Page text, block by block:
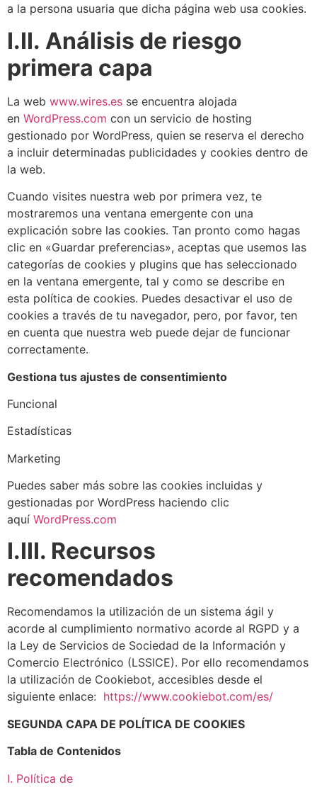
a la persona usuaria que dicha página web usa cookies.
I.II. Análisis de riesgo
primera capa
La web www.wires.es se encuentra alojada
en WordPress.com con un servicio de hosting
gestionado por WordPress, quien se reserva el derecho
a incluir determinadas publicidades y cookies dentro de
la web.
Cuando visites nuestra web por primera vez, te
mostraremos una ventana emergente con una
explicación sobre las cookies. Tan pronto como hagas
clic en «Guardar preferencias», aceptas que usemos las
categorías de cookies y plugins que has seleccionado
en la ventana emergente, tal y como se describe en
esta política de cookies. Puedes desactivar el uso de
cookies a través de tu navegador, pero, por favor, ten
en cuenta que nuestra web puede dejar de funcionar
correctamente.
Gestiona tus ajustes de consentimiento
Funcional
Estadísticas
Marketing
Puedes saber más sobre las cookies incluidas y
gestionadas por WordPress haciendo clic
aquí WordPress.com
I.III. Recursos
recomendados
Recomendamos la utilización de un sistema ágil y
acorde al cumplimiento normativo acorde al RGPD y a
la Ley de Servicios de Sociedad de la Información y
Comercio Electrónico (LSSICE). Por ello recomendamos
la utilización de Cookiebot, accesibles desde el
siguiente enlace: https://www.cookiebot.com/es/
SEGUNDA CAPA DE POLÍTICA DE COOKIES
Tabla de Contenidos
I. Política de